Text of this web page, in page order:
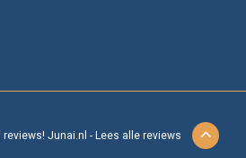
reviews! Junai.nl - Lees alle reviews